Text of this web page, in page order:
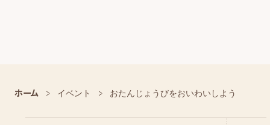
ホーム イベント おたんじょうびをおいわいしよう